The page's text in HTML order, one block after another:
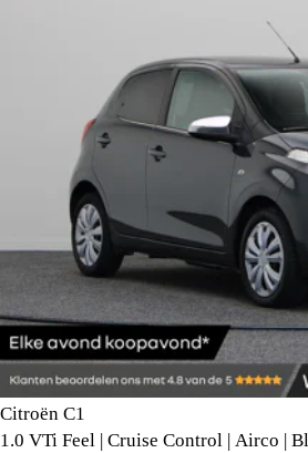
Citroën C1
1.0 VTi Feel | Cruise Control | Airco |